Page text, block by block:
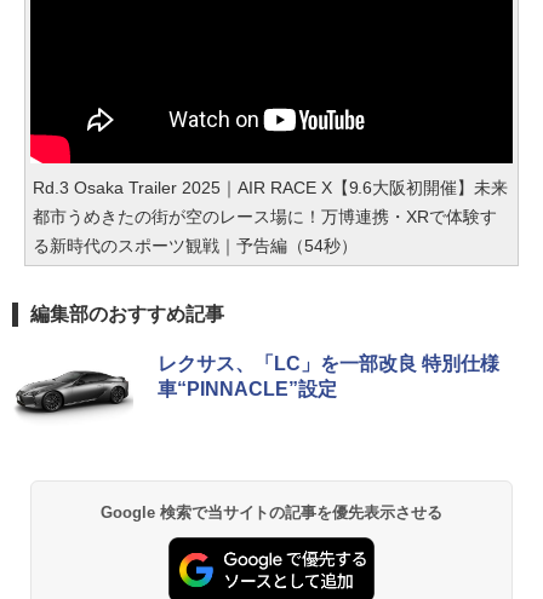
Rd.3 Osaka Trailer 2025｜AIR RACE X【9.6大阪初開催】未来
都市うめきたの街が空のレース場に！万博連携・XRで体験す
る新時代のスポーツ観戦｜予告編（54秒）
編集部のおすすめ記事
レクサス、「LC」を一部改良 特別仕様
車“PINNACLE”設定
Google 検索で当サイトの記事を優先表示させる